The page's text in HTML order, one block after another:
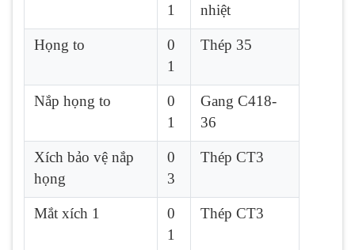
1
nhiệt
Họng to
0
1
Thép 35
Nắp họng to
0
1
Gang C418-
36
Xích bảo vệ nắp
họng
0
3
Thép CT3
Mắt xích 1
0
1
Thép CT3